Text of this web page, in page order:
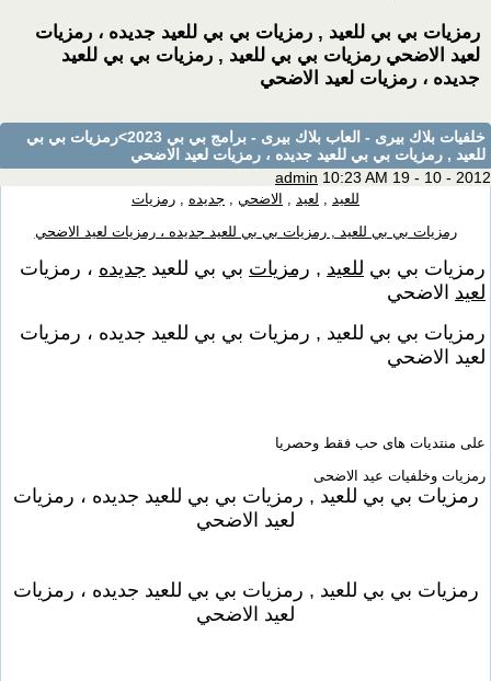
رمزيات بي بي للعيد , رمزيات بي بي للعيد جديده ، رمزيات
لعيد الاضحي رمزيات بي بي للعيد , رمزيات بي بي للعيد
جديده ، رمزيات لعيد الاضحي
خلفيات بلاك بيرى - العاب بلاك بيرى - برامج بي بي 2023
>رمزيات بي بي
للعيد , رمزيات بي بي للعيد جديده ، رمزيات لعيد الاضحي
admin 10:23 AM 19 - 10 - 2012
للعيد , لعيد , الاضحي , جديده , رمزيات
رمزيات بي بي للعيد , رمزيات بي بي للعيد جديده ، رمزيات لعيد الاضحي
رمزيات بي بي للعيد , رمزيات بي بي للعيد جديده ، رمزيات
لعيد الاضحي
رمزيات بي بي للعيد , رمزيات بي بي للعيد جديده ، رمزيات
لعيد الاضحي
على منتديات هاى حب فقط وحصريا
رمزيات وخلفيات عيد الاضحى
رمزيات بي بي للعيد , رمزيات بي بي للعيد جديده ، رمزيات
لعيد الاضحي
رمزيات بي بي للعيد , رمزيات بي بي للعيد جديده ، رمزيات
لعيد الاضحي